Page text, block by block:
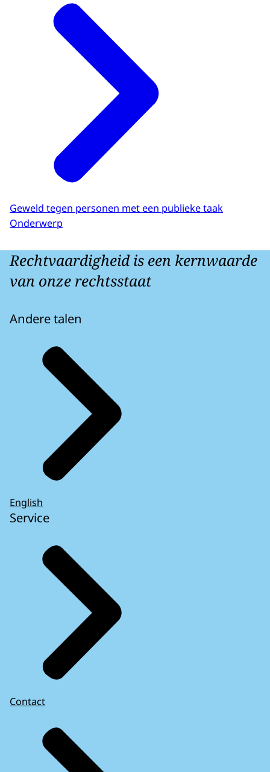
Geweld tegen personen met een publieke taak
Onderwerp
Rechtvaardigheid is een kernwaarde
van onze rechtsstaat
Andere talen
English
Service
Contact